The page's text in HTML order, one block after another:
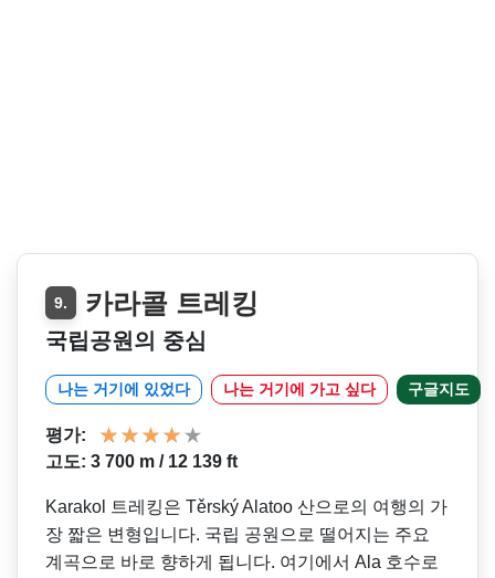
9. 카라콜 트레킹
국립공원의 중심
나는 거기에 있었다 나는 거기에 가고 싶다 구글지도
평가:
고도: 3 700 m / 12 139 ft
Karakol 트레킹은 Těrský Alatoo 산으로의 여행의 가
장 짧은 변형입니다. 국립 공원으로 떨어지는 주요
계곡으로 바로 향하게 됩니다. 여기에서 Ala 호수로